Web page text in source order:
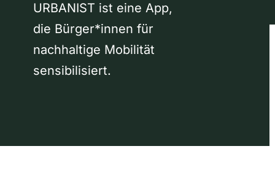
URBANIST ist eine App,
die Bürger*innen für
nachhaltige Mobilität
sensibilisiert.